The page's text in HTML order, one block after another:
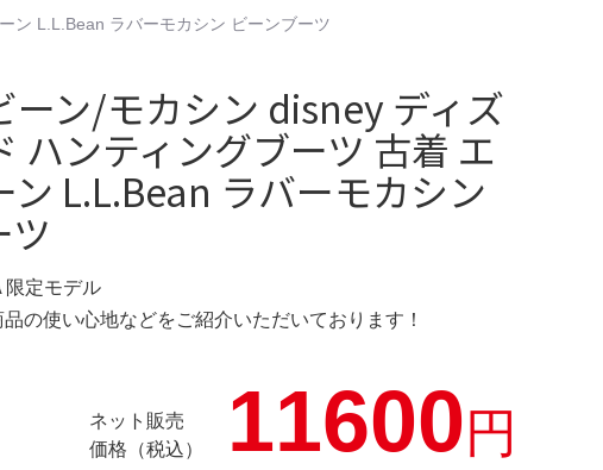
ン L.L.Bean ラバーモカシン ビーンブーツ
ーン/モカシン disney ディズ
ハンティングブーツ 古着 エ
ン L.L.Bean ラバーモカシン
ツ
定モデル
の使い心地などをご紹介いただいております！
ネット販売
価格（税込）
11600円